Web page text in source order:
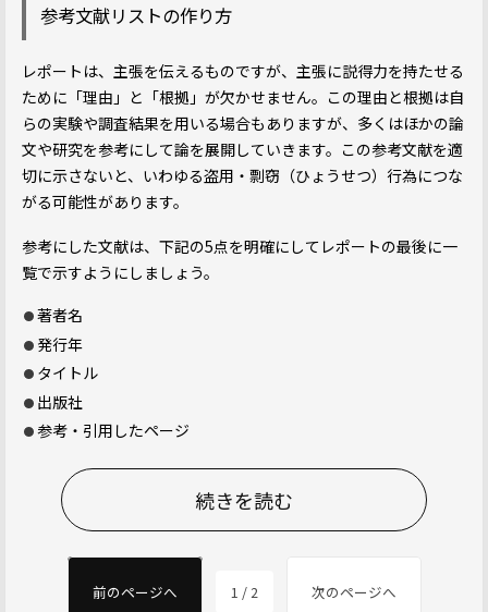
参考文献リストの作り方
レポートは、主張を伝えるものですが、主張に説得力を持たせる
ために「理由」と「根拠」が欠かせません。この理由と根拠は自
らの実験や調査結果を用いる場合もありますが、多くはほかの論
文や研究を参考にして論を展開していきます。この参考文献を適
切に示さないと、いわゆる盗用・剽窃（ひょうせつ）行為につな
がる可能性があります。
参考にした文献は、下記の5点を明確にしてレポートの最後に一
覧で示すようにしましょう。
著者名
発行年
タイトル
出版社
参考・引用したページ
続きを読む
前のページへ 1 / 2 次のページへ